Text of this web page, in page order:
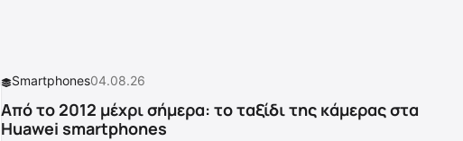
Smartphones04.08.26
Από το 2012 μέχρι σήμερα: το ταξίδι της κάμερας στα
Huawei smartphones